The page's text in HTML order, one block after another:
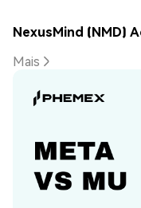
NexusMind (NMD)
Mais